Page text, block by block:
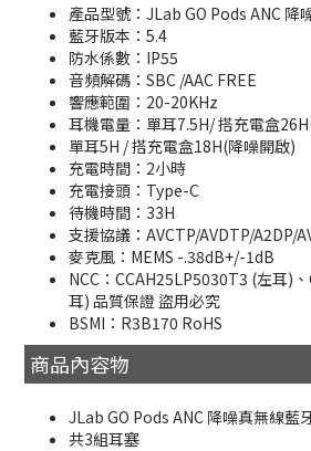
產品型號：JLab GO Pods ANC 降
藍牙版本：5.4
防水係數：IP55
音頻解碼：SBC /AAC FREE
響應範圍：20-20KHz
耳機電量：單耳7.5H/ 搭充電盒
單耳5H / 搭充電盒18H(降噪開啟)
充電時間：2小時
充電接頭：Type-C
待機時間：33H
支援協議：AVCTP/AVDTP/A2DP/
麥克風：MEMS -.38dB+/-1dB
NCC：CCAH25LP5030T3 (左耳)
耳) 品質保證 盜用必究
BSMI：R3B170 RoHS
商品內容物
JLab GO Pods ANC 降噪真無線藍
共3組耳塞